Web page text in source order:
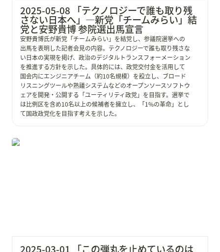
2025-05-08 「テクノロジーで誰も取り残
さない日本へ」—新党「チームみらい」結
党と安野貴博 参院選出馬宣言
安野貴博氏が新党「チームみらい」を結党し、参議院選挙への
出馬を表明した記者会見の内容。テクノロジーで誰も取り残さな
い日本の実現を掲げ、政治のデジタルトランスフォーメーション
を推進する方針を示した。具体的には、政党交付金を活用して
国会内にエンジニアチーム（約10名規模）を設立し、ブロード
リスニングツールや熟議システムなどのオープンソースソフトウ
ェアを開発・公開する「ユーティリティ政党」を目指す。選挙で
は比例区を含め10名以上の候補者を擁立し、「1%の革命」とし
て国政政党化を目指す考えを示した。
2025-03-01 「この弾丸を止めているのは人間の体だ
2025-03-01 「この弾丸を止めているのは